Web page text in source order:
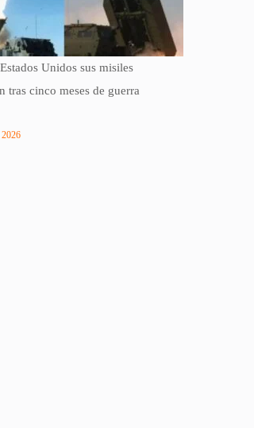
Unidos sus misiles
tras cinco meses de guerra
2026